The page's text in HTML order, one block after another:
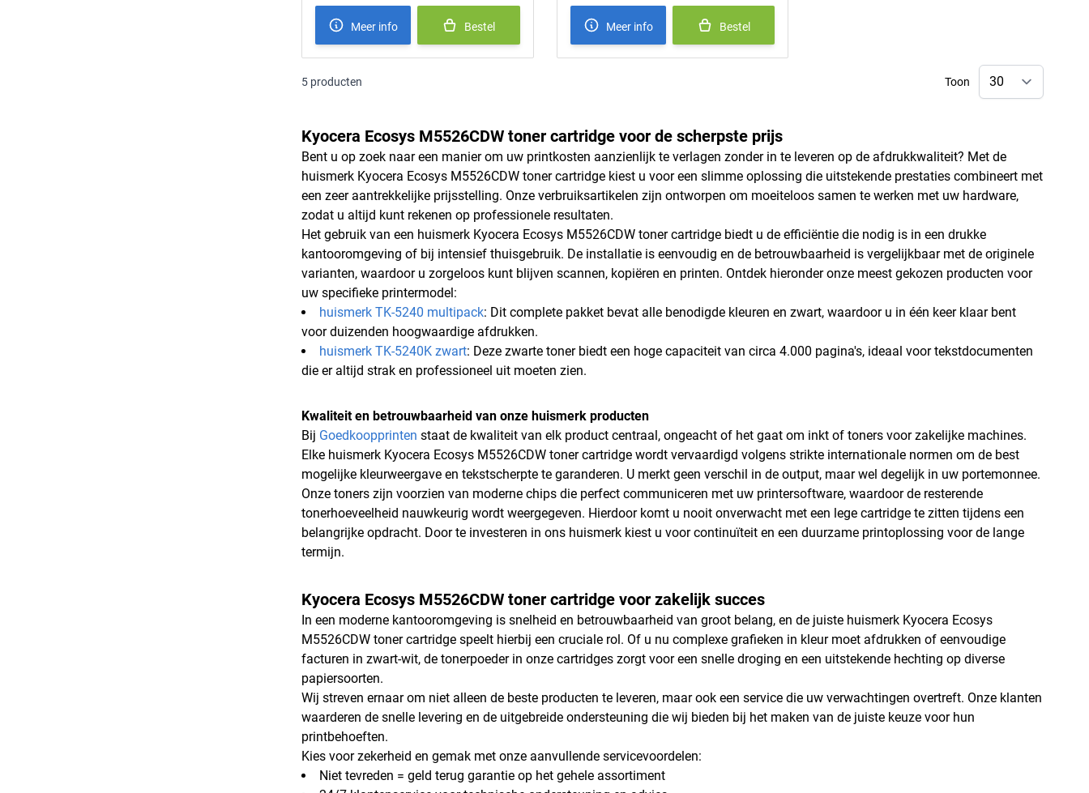
Meer info Bestel Meer info Bestel
5 producten Toon
Kyocera Ecosys M5526CDW toner cartridge voor de scherpste prijs
Bent u op zoek naar een manier om uw printkosten aanzienlijk te verlagen zonder in te leveren op de afdrukkwaliteit? Met de
huismerk Kyocera Ecosys M5526CDW toner cartridge kiest u voor een slimme oplossing die uitstekende prestaties combineert met
een zeer aantrekkelijke prijsstelling. Onze verbruiksartikelen zijn ontworpen om moeiteloos samen te werken met uw hardware,
zodat u altijd kunt rekenen op professionele resultaten.
Het gebruik van een huismerk Kyocera Ecosys M5526CDW toner cartridge biedt u de efficiëntie die nodig is in een drukke
kantooromgeving of bij intensief thuisgebruik. De installatie is eenvoudig en de betrouwbaarheid is vergelijkbaar met de originele
varianten, waardoor u zorgeloos kunt blijven scannen, kopiëren en printen. Ontdek hieronder onze meest gekozen producten voor
uw specifieke printermodel:
huismerk TK-5240 multipack: Dit complete pakket bevat alle benodigde kleuren en zwart, waardoor u in één keer klaar bent
voor duizenden hoogwaardige afdrukken.
huismerk TK-5240K zwart: Deze zwarte toner biedt een hoge capaciteit van circa 4.000 pagina's, ideaal voor tekstdocumenten
die er altijd strak en professioneel uit moeten zien.
Kwaliteit en betrouwbaarheid van onze huismerk producten
Bij Goedkoopprinten staat de kwaliteit van elk product centraal, ongeacht of het gaat om inkt of toners voor zakelijke machines.
Elke huismerk Kyocera Ecosys M5526CDW toner cartridge wordt vervaardigd volgens strikte internationale normen om de best
mogelijke kleurweergave en tekstscherpte te garanderen. U merkt geen verschil in de output, maar wel degelijk in uw portemonnee.
Onze toners zijn voorzien van moderne chips die perfect communiceren met uw printersoftware, waardoor de resterende
tonerhoeveelheid nauwkeurig wordt weergegeven. Hierdoor komt u nooit onverwacht met een lege cartridge te zitten tijdens een
belangrijke opdracht. Door te investeren in ons huismerk kiest u voor continuïteit en een duurzame printoplossing voor de lange
termijn.
Kyocera Ecosys M5526CDW toner cartridge voor zakelijk succes
In een moderne kantooromgeving is snelheid en betrouwbaarheid van groot belang, en de juiste huismerk Kyocera Ecosys
M5526CDW toner cartridge speelt hierbij een cruciale rol. Of u nu complexe grafieken in kleur moet afdrukken of eenvoudige
facturen in zwart-wit, de tonerpoeder in onze cartridges zorgt voor een snelle droging en een uitstekende hechting op diverse
papiersoorten.
Wij streven ernaar om niet alleen de beste producten te leveren, maar ook een service die uw verwachtingen overtreft. Onze klanten
waarderen de snelle levering en de uitgebreide ondersteuning die wij bieden bij het maken van de juiste keuze voor hun
printbehoeften.
Kies voor zekerheid en gemak met onze aanvullende servicevoordelen:
Niet tevreden = geld terug garantie op het gehele assortiment